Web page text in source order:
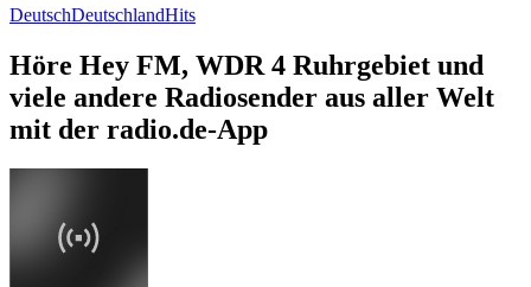
DeutschDeutschlandHits
Höre Hey FM, WDR 4 Ruhrgebiet und
viele andere Radiosender aus aller Welt
mit der radio.de-App